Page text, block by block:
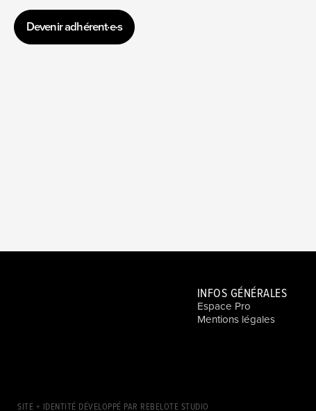
Devenir adhérent·e·s
INFOS GÉNÉRALES
Espace Pro
Mentions légales
SITE + IDENTITÉ DÉVELOPPÉ PAR REBELOTE STUDIO